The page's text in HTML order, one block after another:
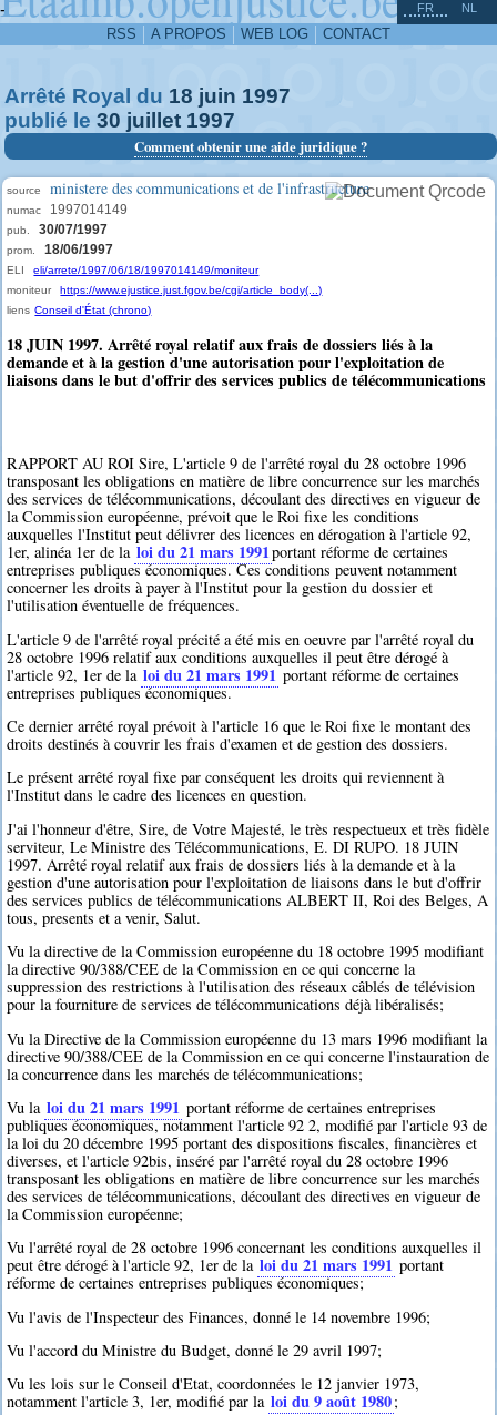
-
RSS A PROPOS WEB LOG CONTACT
FR NL
Arrêté Royal du 18 juin 1997
publié le 30 juillet 1997
Comment obtenir une aide juridique ?
source ministere des communications et de l'infrastructure
numac 1997014149
pub. 30/07/1997
prom. 18/06/1997
ELI
eli/arrete/1997/06/18/1997014149/moniteur
moniteur
https://www.ejustice.just.fgov.be/cgi/article_body(...)
liens Conseil d'État (chrono)
18 JUIN 1997. Arrêté royal relatif aux frais de dossiers liés à la
demande et à la gestion d'une autorisation pour l'exploitation de
liaisons dans le but d'offrir des services publics de télécommunications
RAPPORT AU ROI Sire, L'article 9 de l'arrêté royal du 28 octobre 1996
transposant les obligations en matière de libre concurrence sur les marchés
des services de télécommunications, découlant des directives en vigueur de
la Commission européenne, prévoit que le Roi fixe les conditions
auxquelles l'Institut peut délivrer des licences en dérogation à l'article 92,
1er, alinéa 1er de la loi du 21 mars 1991portant réforme de certaines
entreprises publiques économiques. Ces conditions peuvent notamment
concerner les droits à payer à l'Institut pour la gestion du dossier et
l'utilisation éventuelle de fréquences.
L'article 9 de l'arrêté royal précité a été mis en oeuvre par l'arrêté royal du
28 octobre 1996 relatif aux conditions auxquelles il peut être dérogé à
l'article 92, 1er de la loi du 21 mars 1991 portant réforme de certaines
entreprises publiques économiques.
Ce dernier arrêté royal prévoit à l'article 16 que le Roi fixe le montant des
droits destinés à couvrir les frais d'examen et de gestion des dossiers.
Le présent arrêté royal fixe par conséquent les droits qui reviennent à
l'Institut dans le cadre des licences en question.
J'ai l'honneur d'être, Sire, de Votre Majesté, le très respectueux et très fidèle
serviteur, Le Ministre des Télécommunications, E. DI RUPO. 18 JUIN
1997. Arrêté royal relatif aux frais de dossiers liés à la demande et à la
gestion d'une autorisation pour l'exploitation de liaisons dans le but d'offrir
des services publics de télécommunications ALBERT II, Roi des Belges, A
tous, presents et a venir, Salut.
Vu la directive de la Commission européenne du 18 octobre 1995 modifiant
la directive 90/388/CEE de la Commission en ce qui concerne la
suppression des restrictions à l'utilisation des réseaux câblés de télévision
pour la fourniture de services de télécommunications déjà libéralisés;
Vu la Directive de la Commission européenne du 13 mars 1996 modifiant la
directive 90/388/CEE de la Commission en ce qui concerne l'instauration de
la concurrence dans les marchés de télécommunications;
Vu la loi du 21 mars 1991 portant réforme de certaines entreprises
publiques économiques, notamment l'article 92 2, modifié par l'article 93 de
la loi du 20 décembre 1995 portant des dispositions fiscales, financières et
diverses, et l'article 92bis, inséré par l'arrêté royal du 28 octobre 1996
transposant les obligations en matière de libre concurrence sur les marchés
des services de télécommunications, découlant des directives en vigueur de
la Commission européenne;
Vu l'arrêté royal de 28 octobre 1996 concernant les conditions auxquelles il
peut être dérogé à l'article 92, 1er de la loi du 21 mars 1991 portant
réforme de certaines entreprises publiques économiques;
Vu l'avis de l'Inspecteur des Finances, donné le 14 novembre 1996;
Vu l'accord du Ministre du Budget, donné le 29 avril 1997;
Vu les lois sur le Conseil d'Etat, coordonnées le 12 janvier 1973,
notamment l'article 3, 1er, modifié par la loi du 9 août 1980;
^